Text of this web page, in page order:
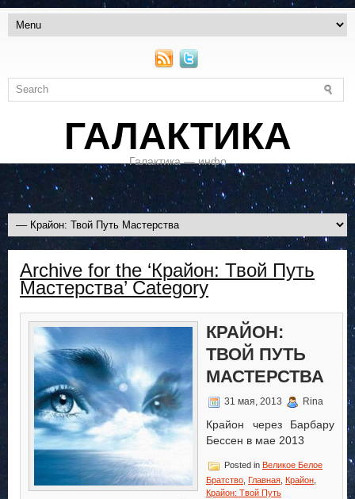
ГАЛАКТИКА
Галактика — инфо
Archive for the ‘Крайон: Твой Путь
Мастерства’ Category
КРАЙОН:
ТВОЙ ПУТЬ
МАСТЕРСТВА
31 мая, 2013 Rina
Крайон через Барбару
Бессен в мае 2013
Posted in Великое Белое
Братство Главная Крайон
Крайон: Твой Путь